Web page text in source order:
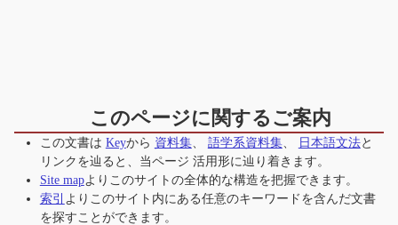
このページに関するご案内
この文書は Keyから 資料集、 語学系資料集、 日本語文法と
リンクを辿ると、当ページ 活用形に辿り着きます。
Site mapよりこのサイトの全体的な構造を把握できます。
索引 よりこのサイト内にある任意のキーワードを含んだ文書
を探すことができます。